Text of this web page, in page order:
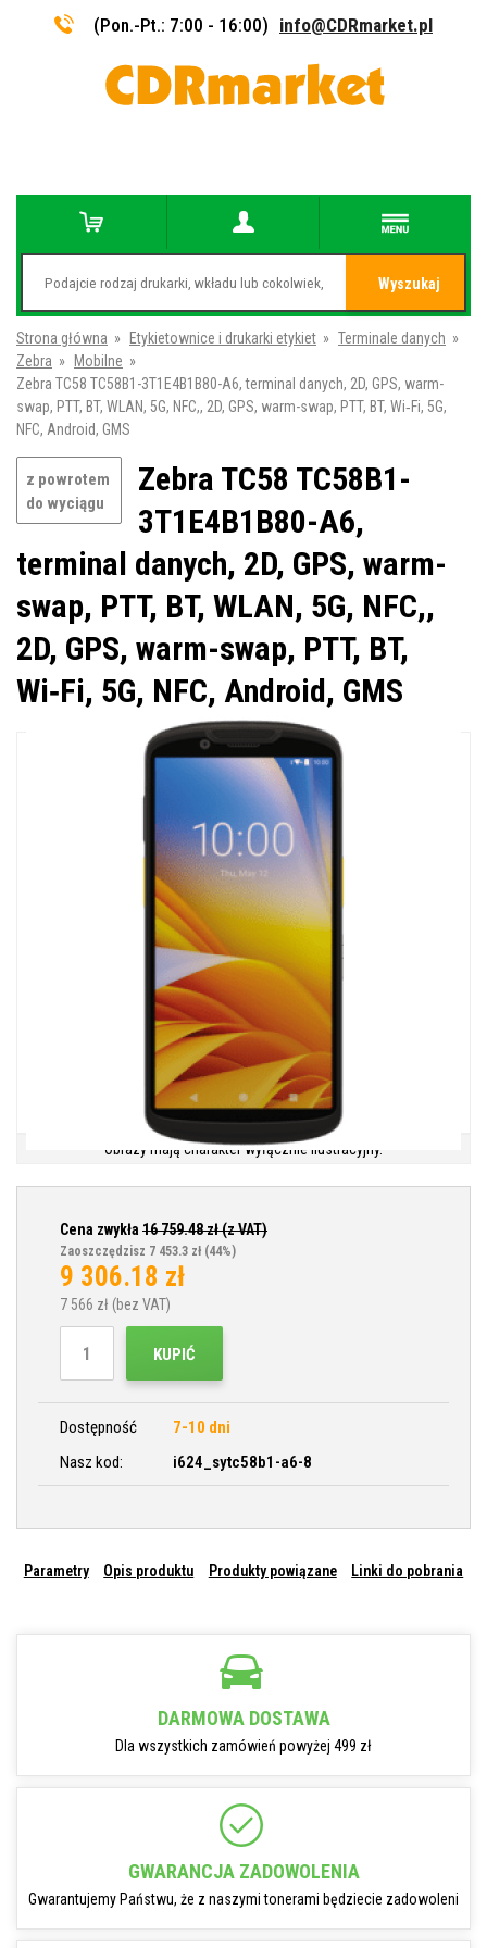
(Pon.-Pt.: 7:00 - 16:00) info@CDRmarket.pl
Wyszukaj
Strona główna » Etykietownice i drukarki etykiet » Terminale danych »
Zebra » Mobilne »
Zebra TC58 TC58B1-3T1E4B1B80-A6, terminal danych, 2D, GPS, warm-
swap, PTT, BT, WLAN, 5G, NFC,, 2D, GPS, warm-swap, PTT, BT, Wi‑Fi, 5G,
NFC, Android, GMS
z powrotem
do wyciągu
Zebra TC58 TC58B1-
3T1E4B1B80-A6,
terminal danych, 2D, GPS, warm-
swap, PTT, BT, WLAN, 5G, NFC,,
2D, GPS, warm-swap, PTT, BT,
Wi‑Fi, 5G, NFC, Android, GMS
Obrazy mają charakter wyłącznie ilustracyjny.
Cena zwykła 16 759.48zł (z VAT)
Zaoszczędzisz 7 453.3 zł (44%)
9 306.18 zł
7 566 zł (bez VAT)
KUPIĆ
Dostępność
7-10 dni
Nasz kod:
i624_sytc58b1-a6-8
Parametry Opis produktu Produkty powiązane Linki do pobrania
DARMOWA DOSTAWA
Dla wszystkich zamówień powyżej 499 zł
GWARANCJA ZADOWOLENIA
Gwarantujemy Państwu, że z naszymi tonerami będziecie zadowoleni